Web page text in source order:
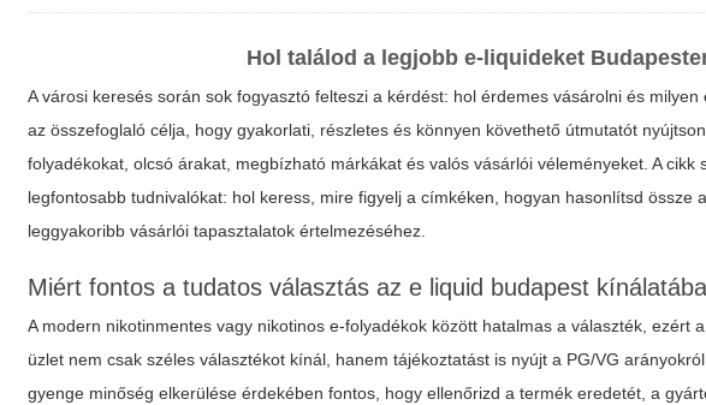
Hol találod a legjobb e-liquideket
A városi keresés során sok fogyasztó felteszi a kérdést: hol érdemes vásárolni és milyen
az összefoglaló célja, hogy gyakorlati, részletes és könnyen követhető útmutatót
folyadékokat, olcsó árakat, megbízható márkákat és valós vásárlói véleményeket. A
legfontosabb tudnivalókat: hol keress, mire figyelj a címkéken, hogyan hasonlítsd
leggyakoribb vásárlói tapasztalatok értelmezéséhez.
Miért fontos a tudatos választás az e liquid budapest
A modern nikotinmentes vagy nikotinos e-folyadékok között hatalmas a választék, ezért
üzlet nem csak széles választékot kínál, hanem tájékoztatást is nyújt a PG/VG
gyenge minőség elkerülése érdekében fontos, hogy ellenőrizd a termék eredetét, a